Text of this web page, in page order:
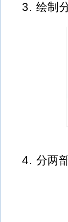
3. 绘制分
4. 分两部